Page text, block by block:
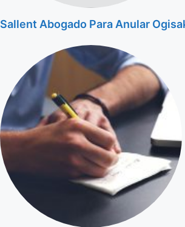
Sallent Abogado Para Anular